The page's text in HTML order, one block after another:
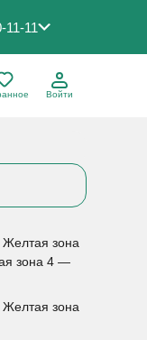
11-11
Войти
зона
зона 4 —
зона